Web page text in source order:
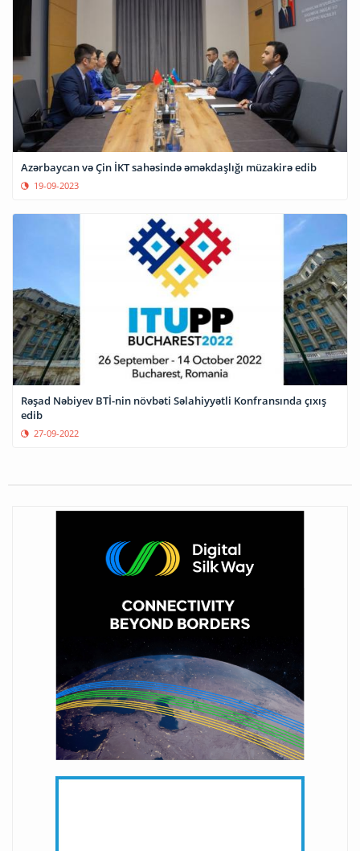
Azərbaycan və Çin İKT sahəsində əməkdaşlığı müzakirə edib
19-09-2023
Rəşad Nəbiyev BTİ-nin növbəti Səlahiyyətli Konfransında çıxış
edib
27-09-2022